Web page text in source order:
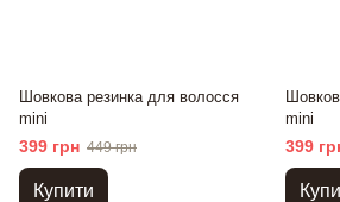
Шовкова резинка для волосся
mini
399 грн 449 грн
Купити
mini
399